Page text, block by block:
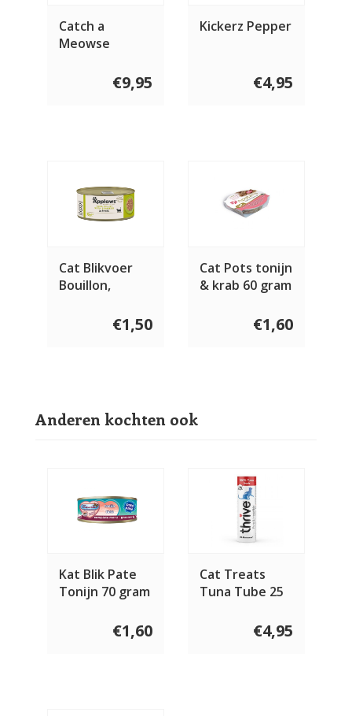
Catch a
Meowse
€9,95
Kickerz Pepper
€4,95
Cat Blikvoer
Bouillon,
€1,50
Cat Pots tonijn
& krab 60 gram
€1,60
Anderen kochten ook
Kat Blik Pate
Tonijn 70 gram
€1,60
Cat Treats
Tuna Tube 25
€4,95